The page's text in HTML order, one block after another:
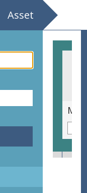
Asset
Mechels Miniatuur teater / David Harrower / Messen in Hennen / regie: Khaldoun Elmecky